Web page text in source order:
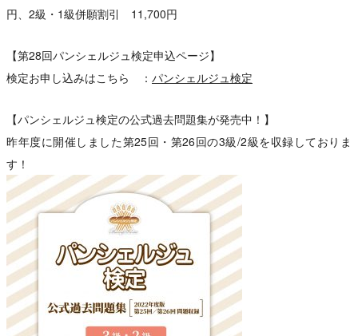
円、2級・1級併願割引 11,700円
【第28回パンシェルジュ検定申込ページ】
検定お申し込みはこちら ： パンシェルジュ検定
【パンシェルジュ検定の公式過去問題集が発売中！】
昨年度に開催しました第25回・第26回の3級/2級を収録しておりま
す！